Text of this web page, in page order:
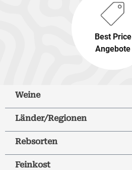
Best Price
Angebote
Weine
Länder/Regionen
Rebsorten
Feinkost